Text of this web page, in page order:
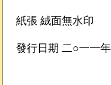
紙張 絨面無水印
發行日期 二○一一